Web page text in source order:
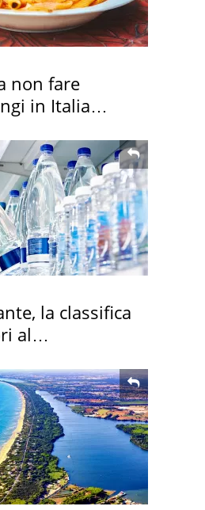
non fare
in Italia
la classifica
al